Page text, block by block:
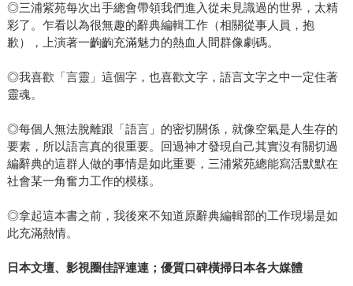
◎三浦紫苑每次出手總會帶領我們進入從未見識過的世界，太精
彩了。乍看以為很無趣的辭典編輯工作（相關從事人員，抱
歉），上演著一齣齣充滿魅力的熱血人間群像劇碼。
◎我喜歡「言靈」這個字，也喜歡文字，語言文字之中一定住著
靈魂。
◎每個人無法脫離跟「語言」的密切關係，就像空氣是人生存的
要素，所以語言真的很重要。回過神才發現自己其實沒有關切過
編辭典的這群人做的事情是如此重要，三浦紫苑總能寫活默默在
社會某一角奮力工作的模樣。
◎拿起這本書之前，我後來不知道原辭典編輯部的工作現場是如
此充滿熱情。
日本文壇、影視圈佳評連連；優質口碑橫掃日本各大媒體